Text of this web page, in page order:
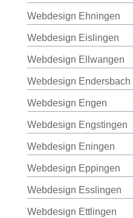
Webdesign Ehningen
Webdesign Eislingen
Webdesign Ellwangen
Webdesign Endersbach
Webdesign Engen
Webdesign Engstingen
Webdesign Eningen
Webdesign Eppingen
Webdesign Esslingen
Webdesign Ettlingen